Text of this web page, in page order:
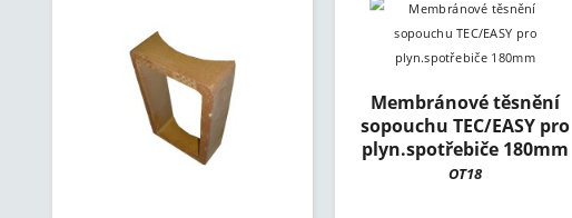
Membránové těsnění
sopouchu TEC/EASY pro
plyn.spotřebiče 180mm
OT18